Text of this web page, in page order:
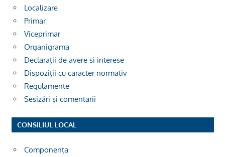
Localizare
Primar
Viceprimar
Organigrama
Declarații de avere si interese
Dispoziții cu caracter normativ
Regulamente
Sesizări și comentarii
CONSILIUL LOCAL
Componența